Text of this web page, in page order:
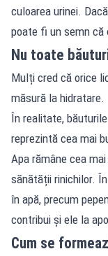
culoarea urinei.
poate fi un semn că
Nu toate
Mulți cred că orice
măsură la hidratare.
În realitate,
reprezintă cea mai
Apa rămâne cea
sănătății rinichilor.
în apă, precum
contribui și ele la
Cum se